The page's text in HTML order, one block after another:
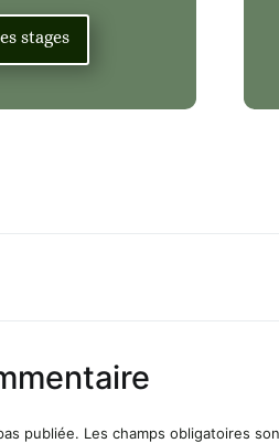
stages
publiée. Les champs obligatoires